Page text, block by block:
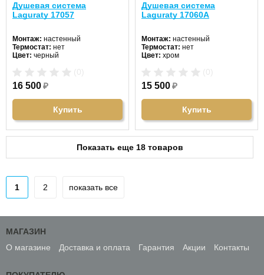
Душевая система
Laguraty 17057
Монтаж: настенный
Термостат: нет
Цвет: черный
16 500₽
Купить
Душевая система
Laguraty 17060А
Монтаж: настенный
Термостат: нет
Цвет: хром
15 500₽
Купить
Показать еще 18 товаров
1 2 показать все
МАГАЗИН
О магазине
Доставка и оплата Гарантия Акции Контакты